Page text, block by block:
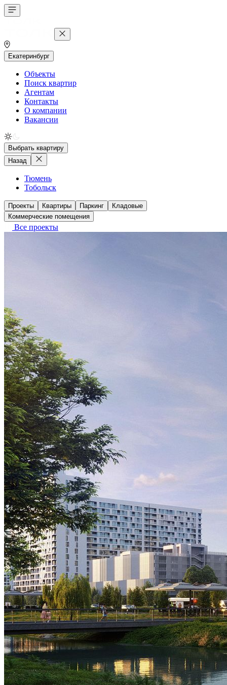
Екатеринбург
Объекты
Поиск квартир
Агентам
Контакты
О компании
Вакансии
Выбрать квартиру
Назад
Тюмень
Тобольск
Проекты Квартиры Паркинг
Кладовые
Коммерческие помещения
Все проекты